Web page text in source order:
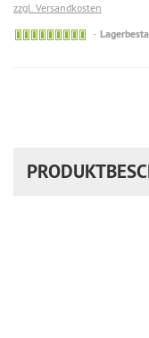
zzgl. Versandkosten